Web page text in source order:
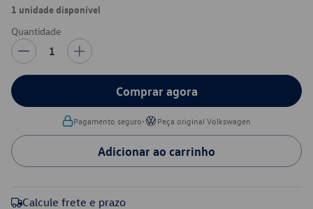
1 unidade disponível
Quantidade
1
Comprar agora
Pagamento seguro• Peça original Volkswagen
Adicionar ao carrinho
Calcule frete e prazo